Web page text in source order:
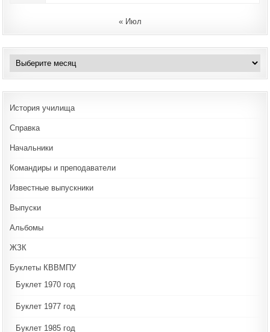
« Июл
Архивы
История училища
Справка
Начальники
Командиры и преподаватели
Известные выпускники
Выпуски
Альбомы
ЖЗК
Буклеты КВВМПУ
Буклет 1970 год
Буклет 1977 год
Буклет 1985 год